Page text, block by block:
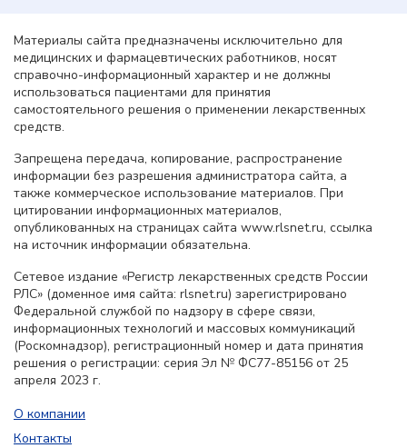
Материалы сайта предназначены исключительно для
медицинских и фармацевтических работников, носят
справочно-информационный характер и не должны
использоваться пациентами для принятия
самостоятельного решения о применении лекарственных
средств.
Запрещена передача, копирование, распространение
информации без разрешения администратора сайта, а
также коммерческое использование материалов. При
цитировании информационных материалов,
опубликованных на страницах сайта www.rlsnet.ru, ссылка
на источник информации обязательна.
Сетевое издание «Регистр лекарственных средств России
РЛС» (доменное имя сайта: rlsnet.ru) зарегистрировано
Федеральной службой по надзору в сфере связи,
информационных технологий и массовых коммуникаций
(Роскомнадзор), регистрационный номер и дата принятия
решения о регистрации: серия Эл № ФС77-85156 от 25
апреля 2023 г.
О компании
Контакты